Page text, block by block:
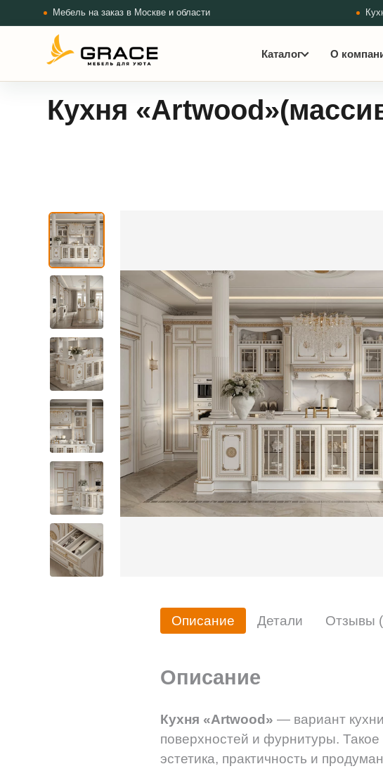
Мебель на заказ в Москве и области
Каталог О
Кухня
Описание Детали Отзывы
Описание
Кухня «Artwood» — вариант
поверхностей и фурнитуры.
эстетика, практичность и